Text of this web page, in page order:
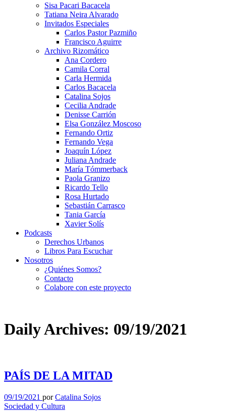
Sisa Pacari Bacacela
Tatiana Neira Alvarado
Invitados Especiales
Carlos Pastor Pazmiño
Francisco Aguirre
Archivo Rizomático
Ana Cordero
Camila Corral
Carla Hermida
Carlos Bacacela
Catalina Sojos
Cecilia Andrade
Denisse Carrión
Elsa González Moscoso
Fernando Ortiz
Fernando Vega
Joaquín López
Juliana Andrade
María Tómmerback
Paola Granizo
Ricardo Tello
Rosa Hurtado
Sebastián Carrasco
Tania García
Xavier Solís
Podcasts
Derechos Urbanos
Libros Para Escuchar
Nosotros
¿Quiénes Somos?
Contacto
Colabore con este proyecto
Daily Archives: 09/19/2021
PAÍS DE LA MITAD
09/19/2021 porCatalina Sojos
Sociedad y Cultura